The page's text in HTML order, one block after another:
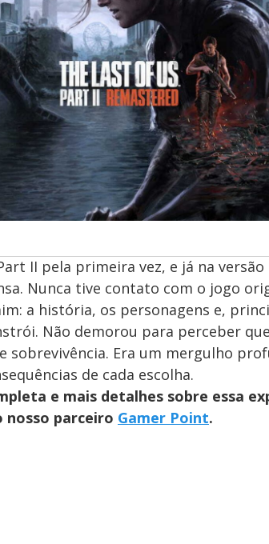
II pela primeira vez, e já na
Nunca tive contato com o jogo
a história, os personagens e,
Não demorou para perceber
sobrevivência. Era um mergulho
de cada escolha.
e mais detalhes sobre essa
parceiro Gamer Point.